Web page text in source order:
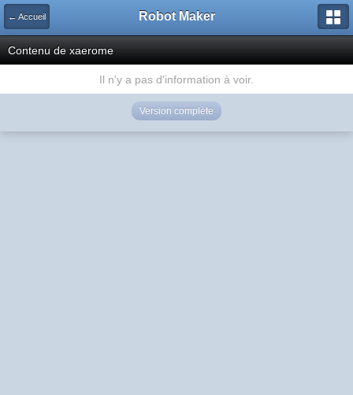
← Accueil Robot Maker
Contenu de xaerome
Il n'y a pas d'information à voir.
Version complète